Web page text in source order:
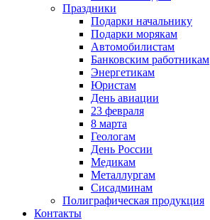
Праздники
Подарки начальнику
Подарки морякам
Автомобилистам
Банковским работникам
Энергетикам
Юристам
День авиации
23 февраля
8 марта
Геологам
День России
Медикам
Металлургам
Сисадминам
Полиграфическая продукция
Контакты